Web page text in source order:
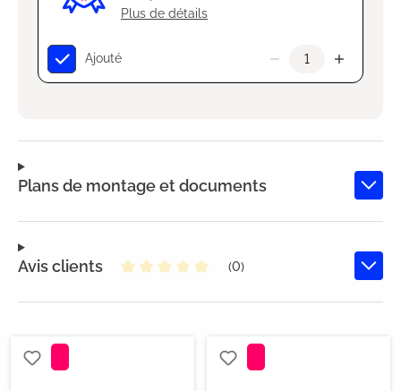
Plus de détails
Ajouté
Plans de montage et documents
Avis clients
(0)